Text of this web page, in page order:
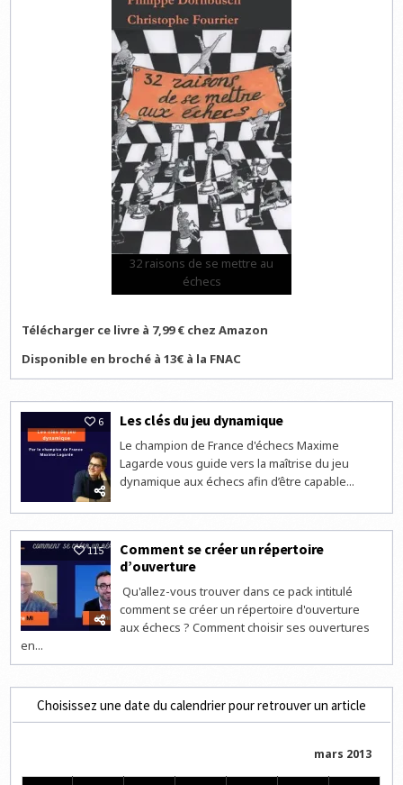
32 raisons de se mettre au
échecs
Télécharger ce livre à 7,99 € chez Amazon
Disponible en broché à 13€ à la FNAC
6 Les clés du jeu dynamique
Le champion de France d'échecs Maxime
Lagarde vous guide vers la maîtrise du jeu
dynamique aux échecs afin d’être capable...
115
Comment se créer un répertoire
d’ouverture
Qu'allez-vous trouver dans ce pack intitulé
comment se créer un répertoire d'ouverture
aux échecs ? Comment choisir ses ouvertures
en...
Choisissez une date du calendrier pour retrouver un article
mars 2013